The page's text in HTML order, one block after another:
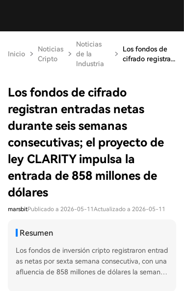
Inicio
Noticias
Cripto
Noticias
de la
Industria
Los fondos de
cifrado registra...
Los fondos de cifrado
registran entradas netas
durante seis semanas
consecutivas; el proyecto de
ley CLARITY impulsa la
entrada de 858 millones de
dólares
marsbitPublicado a 2026-05-11 Actualizado a 2026-05-11
Resumen
Los fondos de inversión cripto registraron entrad
as netas por sexta semana consecutiva, con una
afluencia de 858 millones de dólares la semana